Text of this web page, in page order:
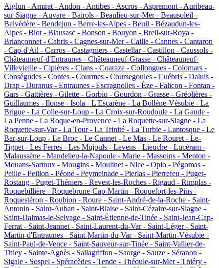
Aiglun - Amirat - Andon - Antibes - Ascros - Aspremont - Auribeau-
sur-Siagne - Auvare - Bairols - Beaulieu-sur-Mer - Beausoleil -
Belvédère - Bendejun - Berre-les-Alpes - Beuil - Bézaudun-les-
Alpes - Biot - Blausasc - Bonson - Bouyon - Breil-sur-Roya -
Briançonnet - Cabris - Cagnes-sur-Mer - Caille - Cannes - Cantaron
- Cap-d'Ail - Carros - Castagniers - Castellar - Castillon - Caussols -
Châteauneuf-d'Entraunes - Châteauneuf-Grasse - Châteauneuf-
Villevieille - Cipières - Clans - Coaraze - Collongues - Colomars -
Conségudes - Contes - Courmes - Coursegoules - Cuébris - Daluis -
Drap - Duranus - Entraunes - Escragnolles - Èze - Falicon - Fontan -
Gars - Gattières - Gilette - Gorbio - Gourdon - Grasse - Gréolières -
Guillaumes - Ilonse - Isola - L'Escarène - La Bollène-Vésubie - La
Brigue - La Colle-sur-Loup - La Croix-sur-Roudoule - La Gaude -
La Penne - La Roque-en-Provence - La Roquette-sur-Siagne - La
Roquette-sur-Var - La Tour - La Trinité - La Turbie - Lantosque - Le
Bar-sur-Loup - Le Broc - Le Cannet - Le Mas - Le Rouret - Le-
Tignet - Les Ferres - Les Mujouls - Levens - Lieuche - Lucéram -
Malaussène - Mandelieu-la-Napoule - Marie - Massoins - Menton -
Mouans-Sartoux - Mougins - Moulinet - Nice - Opio - Pégomas -
Peille - Peillon - Péone - Peymeinade - Pierlas - Pierrefeu - Puget-
Rostang - Puget-Théniers - Revest-les-Roches - Rigaud - Rimplas -
Roquebillière - Roquebrune-Cap-Martin - Roquefort-les-Pins -
Roquestéron - Roubion - Roure - Saint-André-de-la-Roche - Saint-
Antonin - Saint-Auban - Saint-Blaise - Saint-Cézaire-sur-Siagne -
Saint-Dalmas-le-Selvage - Saint-Étienne-de-Tinée - Saint-Jean-Cap-
Ferrat - Saint-Jeannet - Saint-Laurent-du-Var - Saint-Léger - Saint-
Martin-d'Entraunes - Saint-Martin-du-Var - Saint-Martin-Vésubie -
Saint-Paul-de-Vence - Saint-Sauveur-sur-Tinée - Saint-Vallier-de-
Thiey - Sainte-Agnès - Sallagriffon - Saorge - Sauze - Séranon -
Sigale - Sospel - Spéracèdes - Tende - Théoule-sur-Mer - Thiéry -